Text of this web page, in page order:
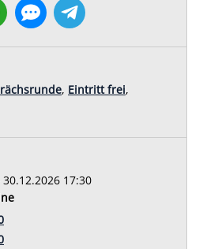
, Eintritt frei,
17:30